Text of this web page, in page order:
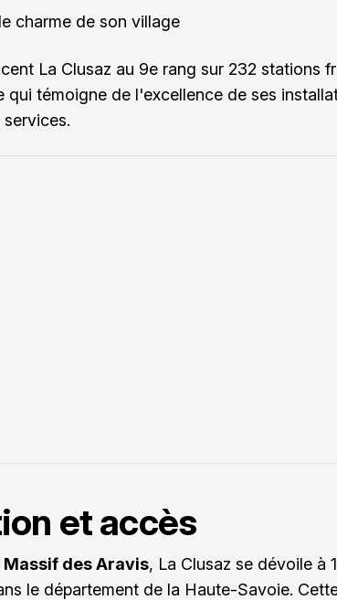
charme de son village
La Clusaz au 9e rang sur 232 stations
qui témoigne de l'excellence de ses
et accès
Massif des Aravis, La Clusaz se dévoile à
le département de la Haute-Savoie.